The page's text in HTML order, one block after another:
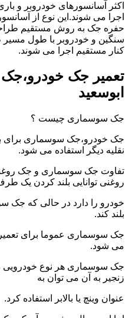
اکثر آسانسورهای خودروبر و
اجرا می شوند.این نوع از
حفره جک به روش مستقیم
سنگین و خودروبر با طول مسیر
کنار مستقیم اجرا می شوند.
تعمیر جک
ابوسعید
جک سوسماری چیست ؟
جک خودرو،جک سوسماری برای
نقلیه دیگر استفاده می شود.
تفاوت جک سوسماری و جک
روغنی توانایی بلند کردن یک
خودرو را دارد در حالی که جک
بلند کند.
جک سوسماری عموما برای
می شود.
جک سوسماری هر نوع خودرویی
زنجیر به آن می توان به
عنوان وینچ یا بالابر استفاده کرد.